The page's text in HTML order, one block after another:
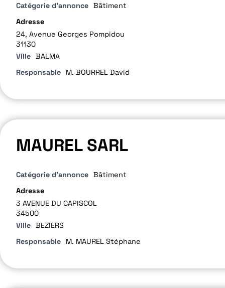
Catégorie d'annonce Bâtiment
Adresse
24, Avenue Georges Pompidou
31130
Ville BALMA
Responsable
M. BOURREL David
MAUREL SARL
Catégorie d'annonce Bâtiment
Adresse
3 AVENUE DU CAPISCOL
34500
Ville BEZIERS
Responsable
M. MAUREL Stéphane